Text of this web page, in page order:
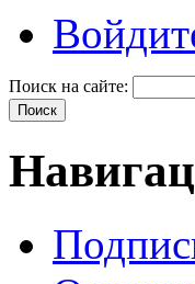
Поиск на сайте: